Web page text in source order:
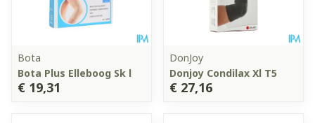
Bota
Bota Plus Elleboog Sk l
€ 19,31
DonJoy
Donjoy Condilax Xl T5
€ 27,16